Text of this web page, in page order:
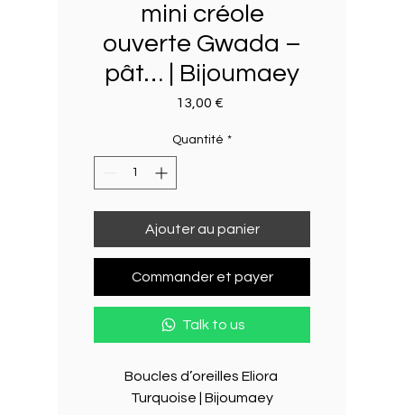
mini créole
ouverte Gwada –
pât… | Bijoumaey
13,00 €
Quantité *
Ajouter au panier
Commander et payer
Talk to us
Boucles d’oreilles Eliora
Turquoise | Bijoumaey